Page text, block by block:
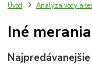
Úvod Analýza vody a
Iné
Najpredávanejšie